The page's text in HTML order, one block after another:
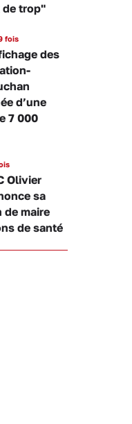
de trop"
fois
des
d’une
7 000
Olivier
sa
de maire
de santé